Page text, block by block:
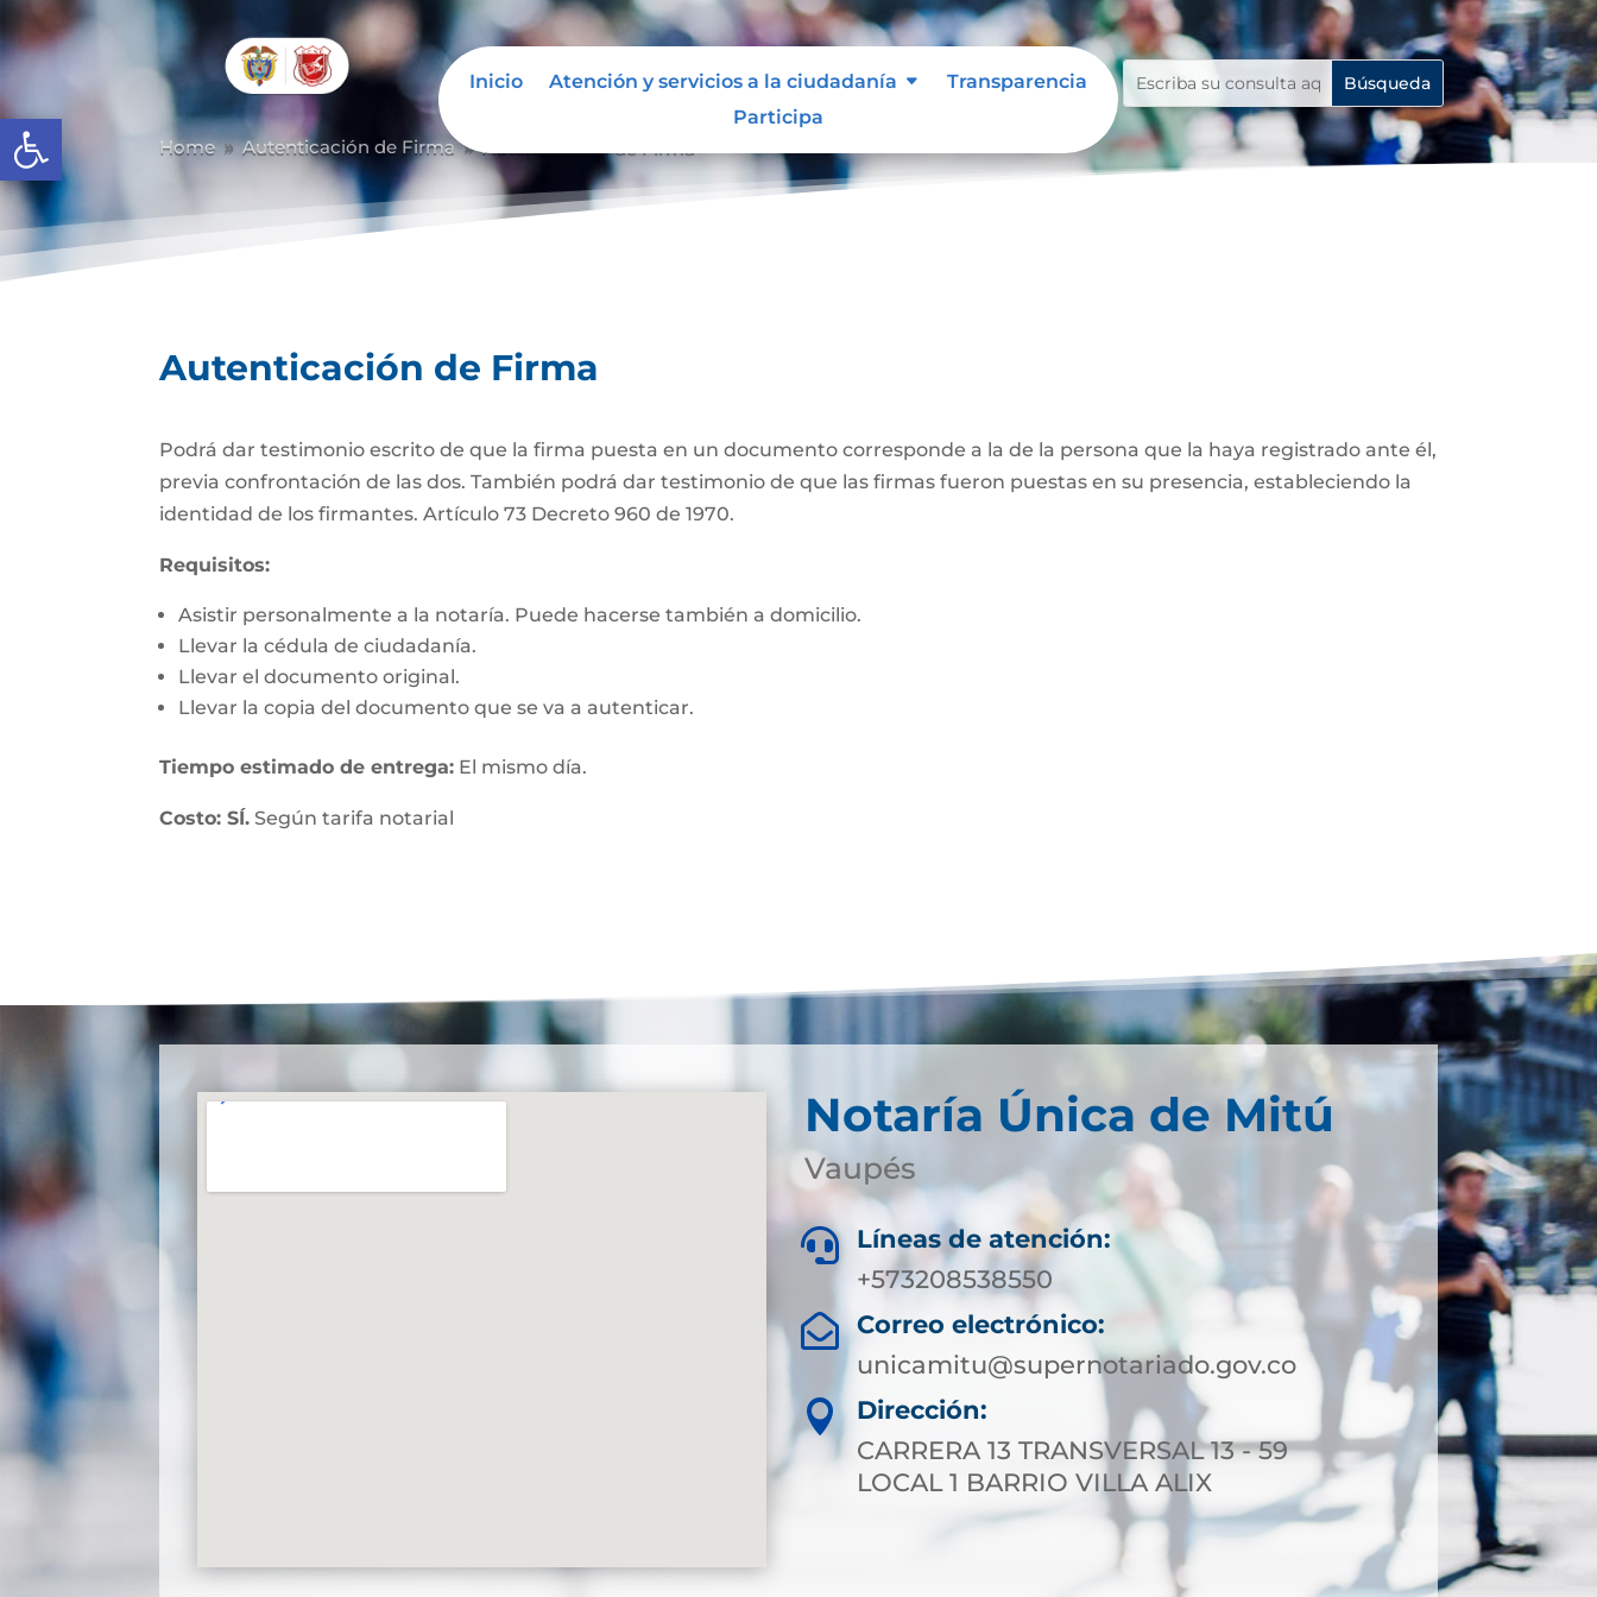
Abrir barra de herramientas
Inicio Atención y servicios a la ciudadanía
Transparencia
Participa
Home 9 Autenticación de Firma 9
Autenticación de Firma
Podrá dar testimonio escrito de que la firma puesta en un documento corresponde a la de la persona que la haya registrado ante él,
previa confrontación de las dos. También podrá dar testimonio de que las firmas fueron puestas en su presencia, estableciendo la
identidad de los firmantes. Artículo 73 Decreto 960 de 1970.
Requisitos:
Asistir personalmente a la notaría. Puede hacerse también a domicilio.
Llevar la cédula de ciudadanía.
Llevar el documento original.
Llevar la copia del documento que se va a autenticar.
Tiempo estimado de entrega: El mismo día.
Costo: SÍ. Según tarifa notarial
Notaría Única de Mitú
Vaupés

Líneas de atención:
+573208538550
 Correo electrónico:
unicamitu@supernotariado.gov.co

Dirección:
CARRERA 13 TRANSVERSAL 13 - 59
LOCAL 1 BARRIO VILLA ALIX